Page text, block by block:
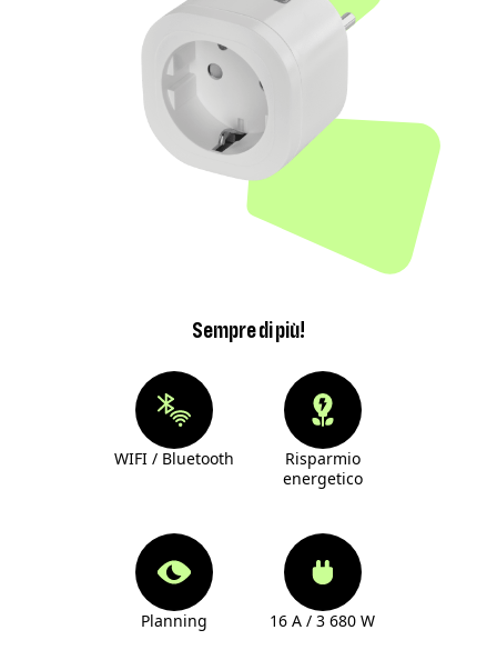
Sempre di più!
WIFI / Bluetooth
Risparmio
energetico
Planning 16 A / 3 680 W